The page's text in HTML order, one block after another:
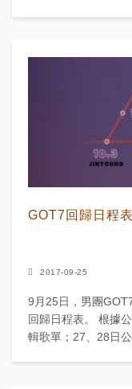
GOT7回歸日程
2017-09-25
9月25日，男團
回歸日程表。 根據公開的日程表，GOT7將於9月26日公開新
輯歌單；27、28日